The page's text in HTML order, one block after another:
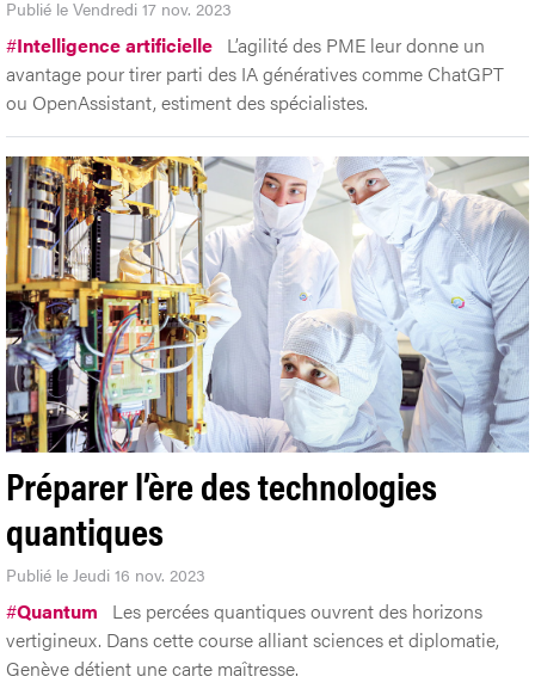
Publié le Vendredi 17 nov. 2023
#Intelligence artificielle L’agilité des PME leur donne un
avantage pour tirer parti des IA génératives comme ChatGPT
ou OpenAssistant, estiment des spécialistes.
Préparer l’ère des technologies
quantiques
Publié le Jeudi 16 nov. 2023
#Quantum
Les percées quantiques ouvrent des horizons
vertigineux. Dans cette course alliant sciences et diplomatie,
Genève détient une carte maîtresse.